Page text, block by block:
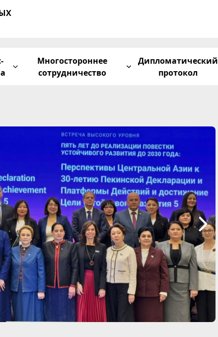
Многостороннее
сотрудничество
Дипломатический
протокол